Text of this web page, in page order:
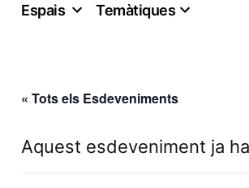
Espais Temàtiques
« Tots els Esdeveniments
Aquest esdeveniment ja